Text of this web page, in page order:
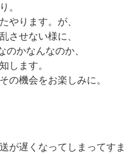
。
やります。が、
させない様に、
のかなんなのか、
します。
の機会をお楽しみに。
が遅くなってしまってすま